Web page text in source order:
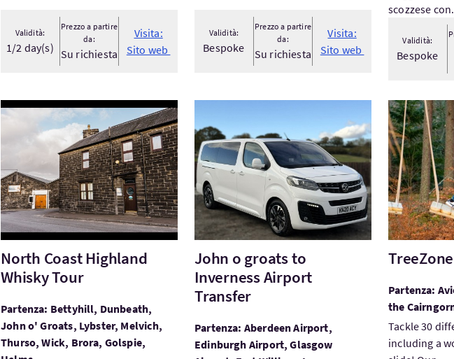
Validità:
1/2 day(s)
Prezzo a partire
da:
Su richiesta
Visita:
Sito web
Validità:
Bespoke
Prezzo a partire
da:
Su richiesta
Visita:
Sito web
scozzese
Validità:
Bespoke
Visita:North Coast Highland Whisky Tour
North Coast Highland
Whisky Tour
Partenza: Bettyhill, Dunbeath,
John o' Groats, Lybster, Melvich,
Thurso, Wick, Brora, Golspie,
Visita:John o groats to Inverness Airport
John o groats to
Inverness Airport
Transfer
Partenza: Aberdeen Airport,
Edinburgh Airport, Glasgow
Partenza:
the
Tackle 30
including a